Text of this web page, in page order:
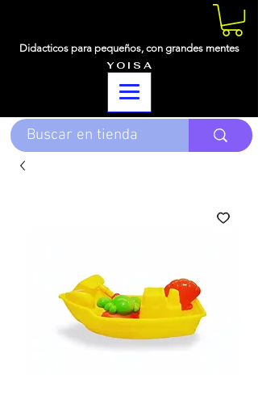
Didacticos para pequeños, con grandes mentes
Y O I S A